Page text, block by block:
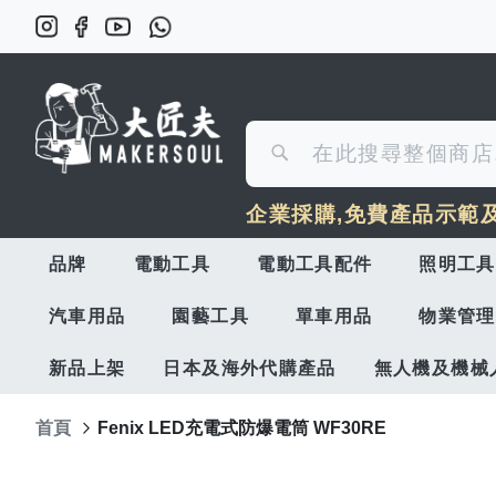
尋
搜
尋
企業採購,免費產品示範
品牌 電動工具 電動工具配件 照明工具
汽車用品 園藝工具 單車用品 物業管
新品上架 日本及海外代購產品 無人機及機械
首頁 Fenix LED充電式防爆電筒 WF30RE